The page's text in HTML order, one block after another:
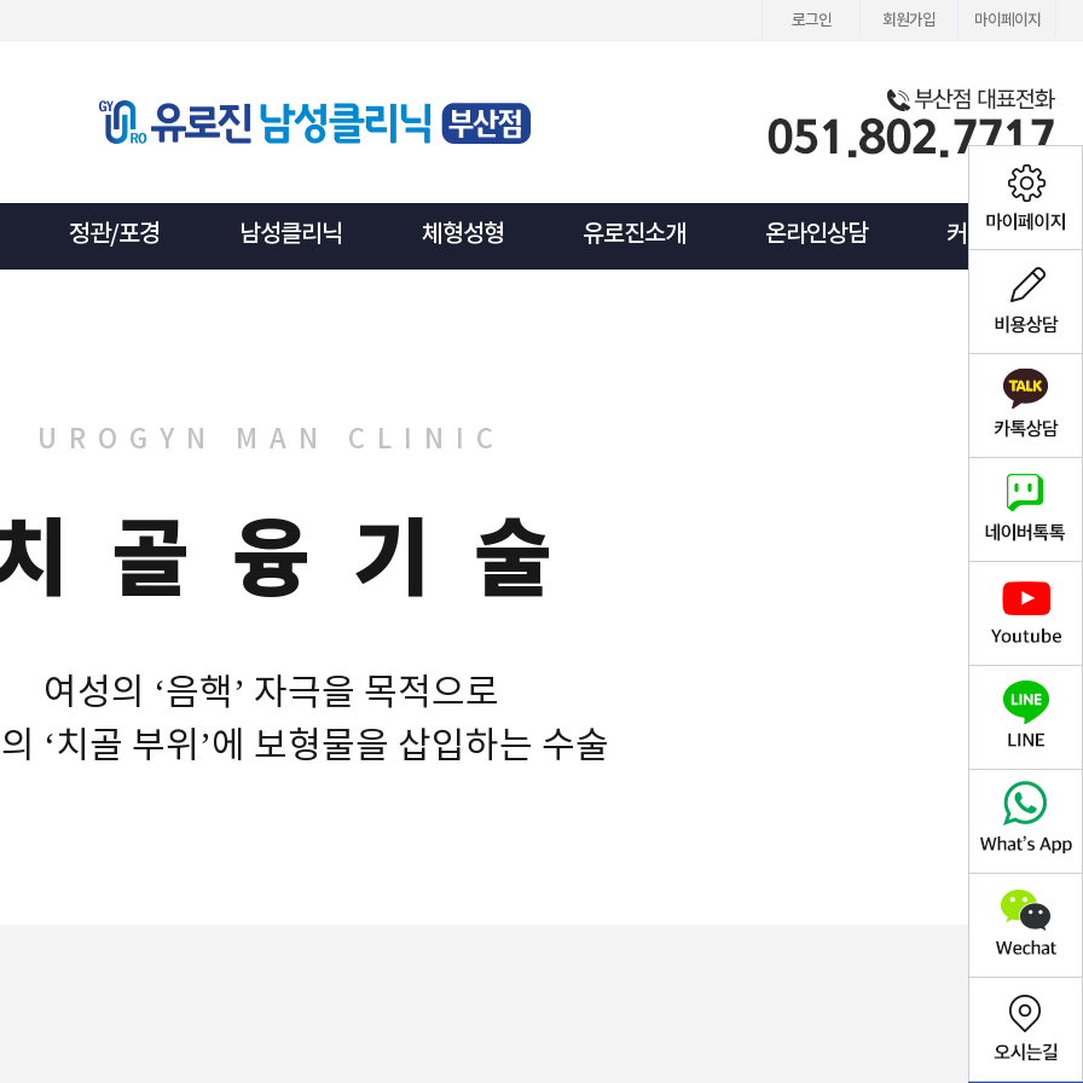
로그인 회원가입 마이페이지
정관/포경 남성클리닉 체형성형 유로진소개 온라인상담 커뮤니티
UROGYN MAN CLINIC
골 융 기 술
여성의 ‘음핵’ 자극을 목적으로
‘치골 부위’에 보형물을 삽입하는 수술